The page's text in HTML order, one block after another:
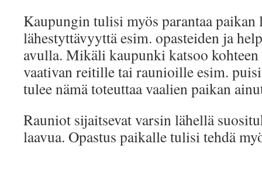
Kaupungin tulisi myös parantaa
lähestyttävyyttä esim. opasteiden ja
avulla. Mikäli kaupunki katsoo
vaativan reitille tai raunioille esim.
tulee nämä toteuttaa vaalien paikan
Rauniot sijaitsevat varsin lähellä
laavua. Opastus paikalle tulisi tehdä